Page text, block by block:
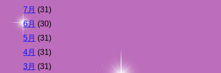
7月 (31)
6月 (30)
5月 (31)
4月 (31)
3月 (31)